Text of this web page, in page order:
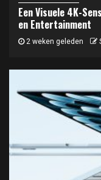
Een Visuele 4K-
en Entertainment
2 weken geleden